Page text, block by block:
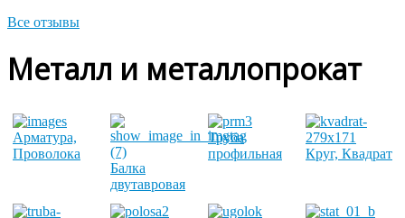
Все отзывы
Металл и металлопрокат
Арматура,
Проволока
Балка
двутавровая
Труба
профильная
Круг, Квадрат